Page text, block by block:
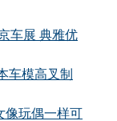
车展 典雅优
车模高叉制
像玩偶一样可